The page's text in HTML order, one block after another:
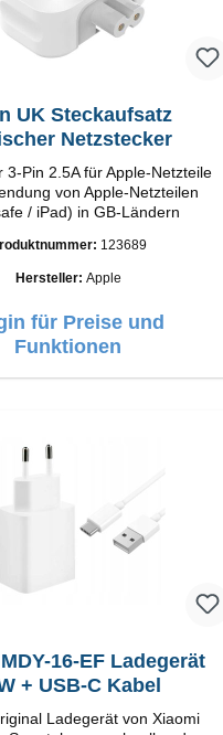
UK Steckaufsatz
Netzstecker
3-Pin 2.5A für Apple-Netzteile
von Apple-Netzteilen
/ iPad) in GB-Ländern
123689
Hersteller: Apple
für Preise und
Funktionen
16-EF Ladegerät
+ USB-C Kabel
Ladegerät von Xiaomi